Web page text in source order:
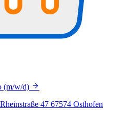
(m/w/d)
47 67574 Osthofen